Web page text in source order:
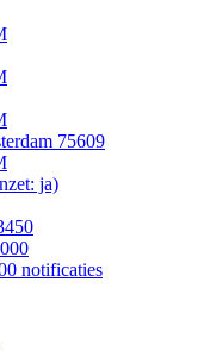
75609
ja)
notificaties